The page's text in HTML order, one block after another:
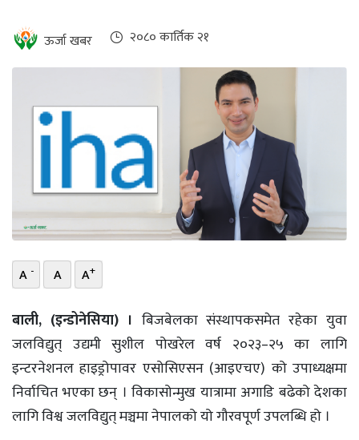
बैंक
भिडियो
खोज
प्रोफाइल
ऊर्जा
विशेष
ऊर्जा खबर २०८० कार्तिक २१
A - A A+
बाली, (इन्डोनेसिया) । बिजबेलका संस्थापकसमेत रहेका युवा
जलविद्युत् उद्यमी सुशील पोखरेल वर्ष २०२३–२५ का लागि
इन्टरनेशनल हाइड्रोपावर एसोसिएसन (आइएचए) को उपाध्यक्षमा
निर्वाचित भएका छन् । विकासोन्मुख यात्रामा अगाडि बढेको देशका
लागि विश्व जलविद्युत् मञ्चमा नेपालको यो गौरवपूर्ण उपलब्धि हो ।